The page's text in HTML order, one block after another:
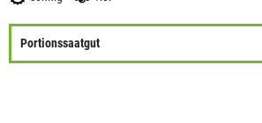
Portionssaatgut